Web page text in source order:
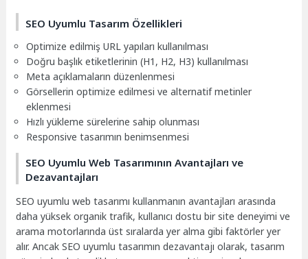
SEO Uyumlu Tasarım Özellikleri
Optimize edilmiş URL yapıları kullanılması
Doğru başlık etiketlerinin (H1, H2, H3) kullanılması
Meta açıklamaların düzenlenmesi
Görsellerin optimize edilmesi ve alternatif metinler
eklenmesi
Hızlı yükleme sürelerine sahip olunması
Responsive tasarımın benimsenmesi
SEO Uyumlu Web Tasarımının Avantajları ve
Dezavantajları
SEO uyumlu web tasarımı kullanmanın avantajları arasında
daha yüksek organik trafik, kullanıcı dostu bir site deneyimi ve
arama motorlarında üst sıralarda yer alma gibi faktörler yer
alır. Ancak SEO uyumlu tasarımın dezavantajı olarak, tasarım